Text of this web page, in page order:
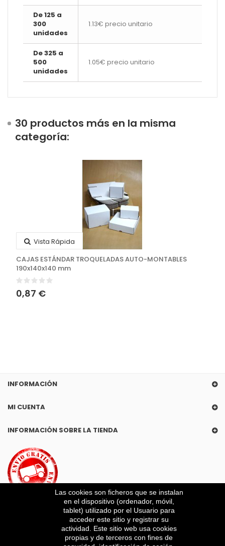
De 125 a
300
unidades
1.13€ precio unitario
De 325 a
500
unidades
1.05€ precio unitario
30 productos más en la misma
categoría:
Vista Rápida
CAJAS ESTÁNDAR TROQUELADAS AUTO-MONTABLES
190x140x140 mm
0,87 €
INFORMACIÓN
MI CUENTA
INFORMACIÓN SOBRE LA TIENDA
Las cookies son ficheros que se instalan
en el dispositivo (ordenador, móvil,
tablet) utilizado por el Usuario para
acceder este sitio y registrar su
actividad. Este sitio web usa cookies
propias y de terceros con fines de